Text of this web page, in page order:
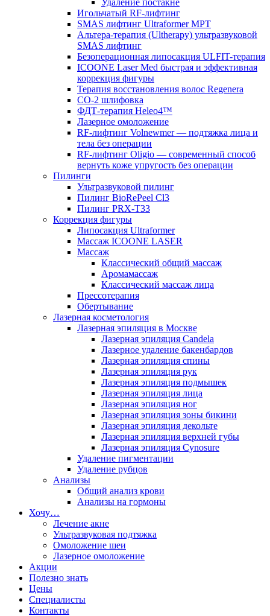
Удаление постакне
Игольчатый RF-лифтинг
SMAS лифтинг Ultraformer MPT
Альтера-терапия (Ultherapy) ультразвуковой
SMAS лифтинг
Безоперационная липосакция ULFIT-терапия
ICOONE Laser Med быстрая и эффективная
коррекция фигуры
Терапия восстановления волос Regenera
CO-2 шлифовка
ФДТ-терапия Heleo4™
Лазерное омоложение
RF-лифтинг Volnewmer — подтяжка лица и
тела без операции
RF-лифтинг Oligio — современный способ
вернуть коже упругость без операции
Пилинги
Ультразвуковой пилинг
Пилинг BioRePeel Cl3
Пилинг PRX-T33
Коррекция фигуры
Липосакция Ultraformer
Массаж ICOONE LASER
Массаж
Классический общий массаж
Аромамассаж
Классический массаж лица
Прессотерапия
Обертывание
Лазерная косметология
Лазерная эпиляция в Москве
Лазерная эпиляция Candela
Лазерное удаление бакенбардов
Лазерная эпиляция спины
Лазерная эпиляция рук
Лазерная эпиляция подмышек
Лазерная эпиляция лица
Лазерная эпиляция ног
Лазерная эпиляция зоны бикини
Лазерная эпиляция декольте
Лазерная эпиляция верхней губы
Лазерная эпиляция Cynosure
Удаление пигментации
Удаление рубцов
Анализы
Общий анализ крови
Анализы на гормоны
Хочу…
Лечение акне
Ультразвуковая подтяжка
Омоложение шеи
Лазерное омоложение
Акции
Полезно знать
Цены
Специалисты
Контакты